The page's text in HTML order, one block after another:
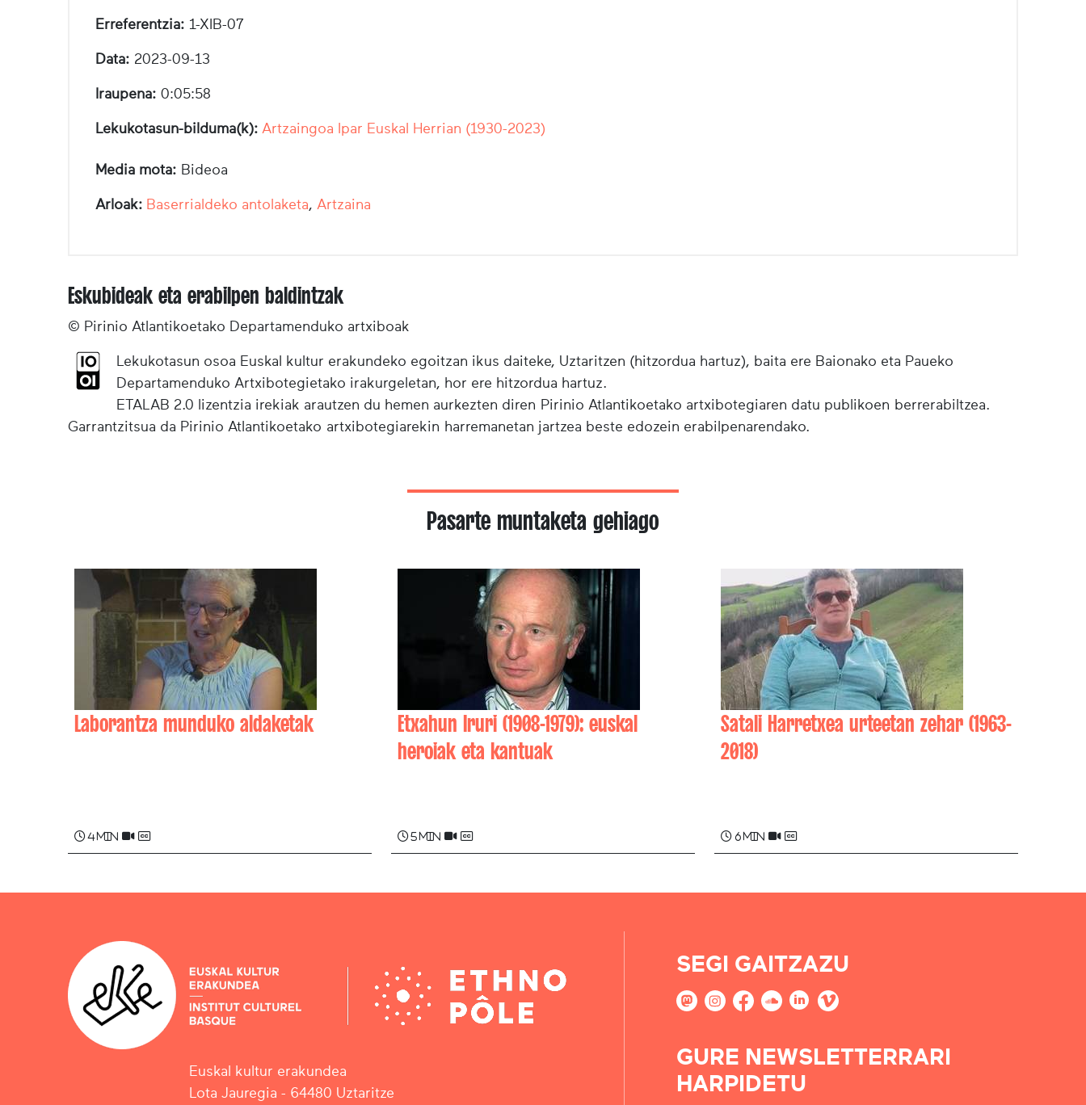
Erreferentzia: 1-XIB-07
Data: 2023-09-13
Iraupena: 0:05:58
Lekukotasun-bilduma(k): Artzaingoa Ipar Euskal Herrian (1930-2023)
Media mota: Bideoa
Arloak: Baserrialdeko antolaketa, Artzaina
Eskubideak eta erabilpen baldintzak
© Pirinio Atlantikoetako Departamenduko artxiboak
Lekukotasun osoa Euskal kultur erakundeko egoitzan ikus daiteke, Uztaritzen (hitzordua hartuz), baita ere Baionako eta Paueko
Departamenduko Artxibotegietako irakurgeletan, hor ere hitzordua hartuz.
ETALAB 2.0 lizentzia irekiak arautzen du hemen aurkezten diren Pirinio Atlantikoetako artxibotegiaren datu publikoen berrerabiltzea.
Garrantzitsua da Pirinio Atlantikoetako artxibotegiarekin harremanetan jartzea beste edozein erabilpenarendako.
Pasarte muntaketa gehiago
Laborantza munduko aldaketak
4 min
Etxahun Iruri (1908-1979): euskal
heroiak eta kantuak
5 min
Satali Harretxea urteetan zehar (1963-
2018)
6 min
Euskal kultur erakundea
Lota Jauregia - 64480 Uztaritze
SEGI GAITZAZU
GURE NEWSLETTERRARI
HARPIDETU